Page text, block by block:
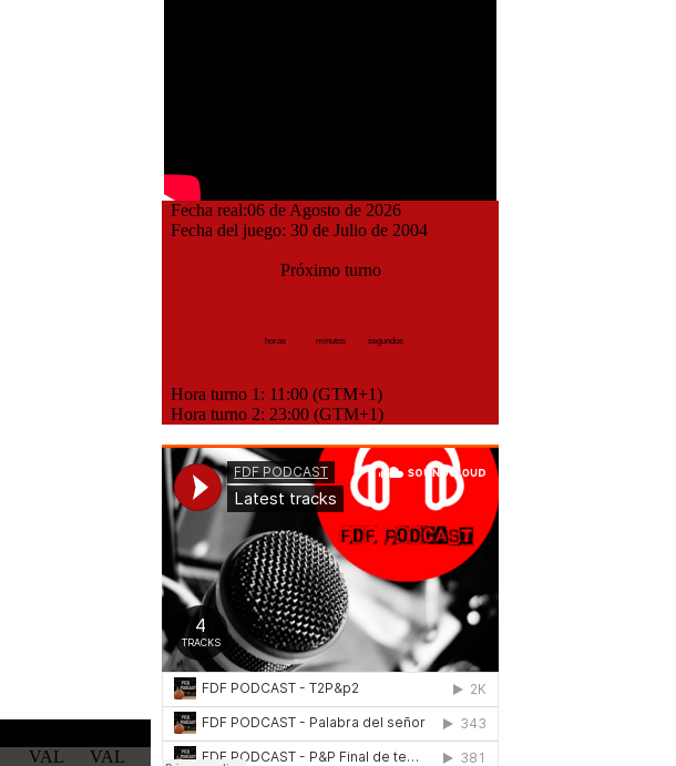
VAL
VAL
Fecha real:06 de Agosto de 2026
Fecha del juego: 30 de Julio de 2004
Próximo turno
horas minutos segundos
Hora turno 1: 11:00 (GTM+1)
Hora turno 2: 23:00 (GTM+1)